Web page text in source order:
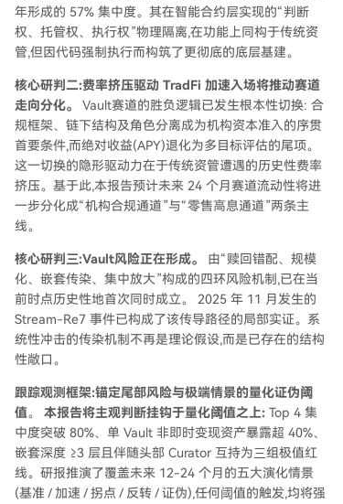
匹配体量的风险披露与压力测试框架至关重要。
年形成的 57% 集中度。其在智能合约层实现的“判断
权、托管权、执行权”物理隔离,在功能上同构于传统资
管,但因代码强制执行而构筑了更彻底的底层基建。
核心研判二:费率挤压驱动 TradFi 加速入场将推动赛道
走向分化。
Vault赛道的胜负逻辑已发生根本性切换: 合
规框架、链下结构及角色分离成为机构资本准入的序贯
首要条件,而绝对收益(APY)退化为多目标评估的尾项。
这一切换的隐形驱动力在于传统资管遭遇的历史性费率
挤压。基于此,本报告预计未来 24 个月赛道流动性将进
一步分化成“机构合规通道”与“零售高息通道”两条主
线。
核心研判三:Vault风险正在形成。
由“赎回错配、规模
化、嵌套传染、集中放大”构成的四环风险机制,已在当
前时点历史性地首次同时成立。 2025 年 11 月发生的
Stream-Re7 事件已构成了该传导路径的局部实证。系
统性冲击的传染机制不再是理论假设,而是已存在的结构
性敞口。
跟踪观测框架:锚定尾部风险与极端情景的量化证伪阈
值。 本报告将主观判断挂钩于量化阈值之上: Top 4 集
中度突破 80%、单 Vault 非即时变现资产暴露超 40%、
嵌套深度 ≥3 层且伴随头部 Curator 互持为三组极值红
线。研报推演了覆盖未来 12-24 个月的五大演化情景
(基准 / 加速 / 拐点 / 反转 / 证伪),任何阈值的触发,均将强